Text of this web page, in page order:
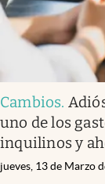
Cambios.
uno de los
inquilinos y
jueves, 13 de Marzo